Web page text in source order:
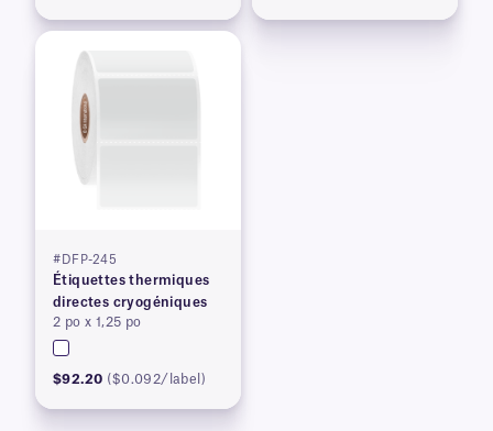
#DFP-245
Étiquettes thermiques
directes cryogéniques
2 po x 1,25 po
$92.20 ($0.092/label)